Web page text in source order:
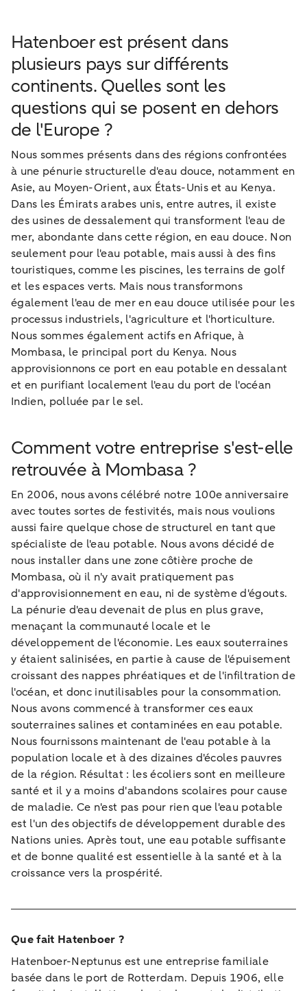
Hatenboer est présent dans
plusieurs pays sur différents
continents. Quelles sont les
questions qui se posent en dehors
de l'Europe ?
Nous sommes présents dans des régions confrontées
à une pénurie structurelle d'eau douce, notamment en
Asie, au Moyen-Orient, aux États-Unis et au Kenya.
Dans les Émirats arabes unis, entre autres, il existe
des usines de dessalement qui transforment l'eau de
mer, abondante dans cette région, en eau douce. Non
seulement pour l'eau potable, mais aussi à des fins
touristiques, comme les piscines, les terrains de golf
et les espaces verts. Mais nous transformons
également l'eau de mer en eau douce utilisée pour les
processus industriels, l'agriculture et l'horticulture.
Nous sommes également actifs en Afrique, à
Mombasa, le principal port du Kenya. Nous
approvisionnons ce port en eau potable en dessalant
et en purifiant localement l'eau du port de l'océan
Indien, polluée par le sel.
Comment votre entreprise s'est-elle
retrouvée à Mombasa ?
En 2006, nous avons célébré notre 100e anniversaire
avec toutes sortes de festivités, mais nous voulions
aussi faire quelque chose de structurel en tant que
spécialiste de l'eau potable. Nous avons décidé de
nous installer dans une zone côtière proche de
Mombasa, où il n'y avait pratiquement pas
d'approvisionnement en eau, ni de système d'égouts.
La pénurie d'eau devenait de plus en plus grave,
menaçant la communauté locale et le
développement de l'économie. Les eaux souterraines
y étaient salinisées, en partie à cause de l'épuisement
croissant des nappes phréatiques et de l'infiltration de
l'océan, et donc inutilisables pour la consommation.
Nous avons commencé à transformer ces eaux
souterraines salines et contaminées en eau potable.
Nous fournissons maintenant de l'eau potable à la
population locale et à des dizaines d'écoles pauvres
de la région. Résultat : les écoliers sont en meilleure
santé et il y a moins d'abandons scolaires pour cause
de maladie. Ce n'est pas pour rien que l'eau potable
est l'un des objectifs de développement durable des
Nations unies. Après tout, une eau potable suffisante
et de bonne qualité est essentielle à la santé et à la
croissance vers la prospérité.
Que fait Hatenboer ?
Hatenboer-Neptunus est une entreprise familiale
basée dans le port de Rotterdam. Depuis 1906, elle